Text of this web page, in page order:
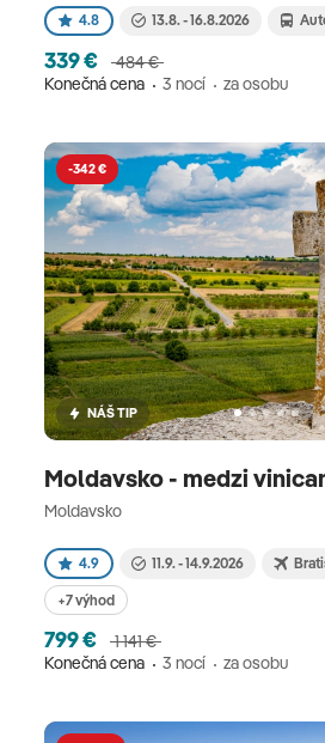
4.8 13.8. - 16.8.2026
339 €
484 €
Konečná cena
3 nocí za osobu
-342 €
NÁŠ TIP
Moldavsko - medzi
Moldavsko
4.9 11.9. - 14.9.2026
+7 výhod
799 €
1 141 €
Konečná cena
3 nocí za osobu